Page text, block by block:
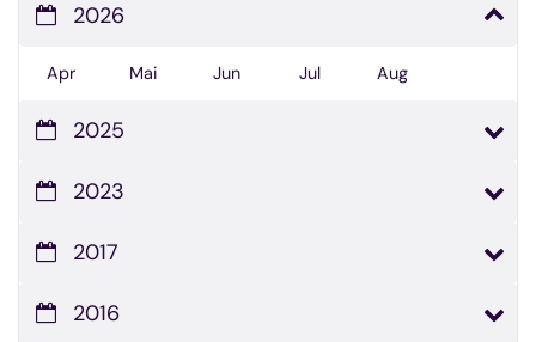
2026
Apr Mai Jun Jul Aug
2025
2023
2017
2016